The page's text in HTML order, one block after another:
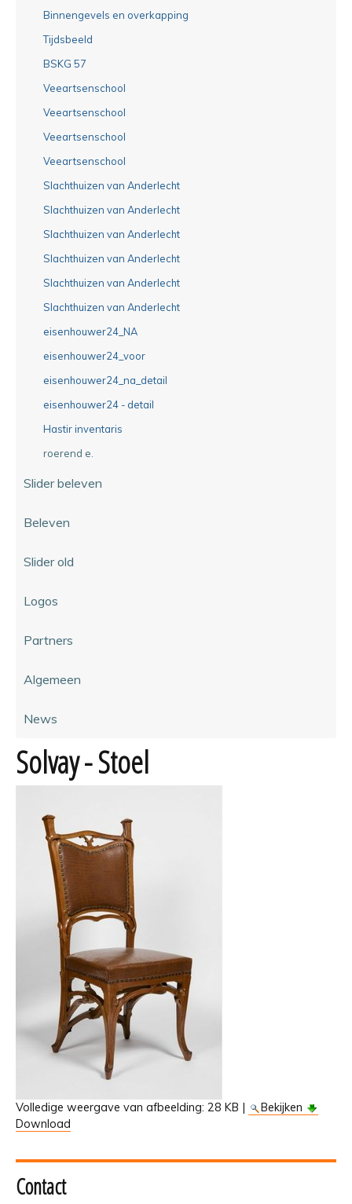
Binnengevels en overkapping
Tijdsbeeld
BSKG 57
Veeartsenschool
Veeartsenschool
Veeartsenschool
Veeartsenschool
Slachthuizen van Anderlecht
Slachthuizen van Anderlecht
Slachthuizen van Anderlecht
Slachthuizen van Anderlecht
Slachthuizen van Anderlecht
Slachthuizen van Anderlecht
eisenhouwer24_NA
eisenhouwer24_voor
eisenhouwer24_na_detail
eisenhouwer24 - detail
Hastir inventaris
roerend e.
Slider beleven
Beleven
Slider old
Logos
Partners
Algemeen
News
Solvay - Stoel
Volledige weergave van afbeelding: 28 KB |
Bekijken
Download
Contact